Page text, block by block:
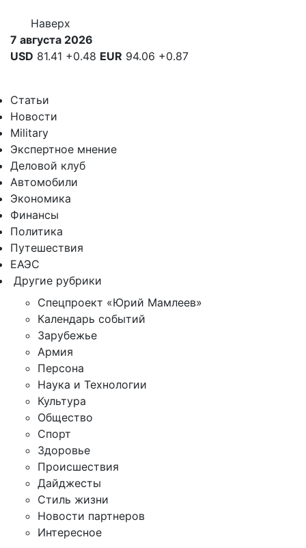
Наверх
7 августа 2026
USD 81.41 +0.48 EUR 94.06 +0.87
Статьи
Новости
Military
Экспертное мнение
Деловой клуб
Автомобили
Экономика
Финансы
Политика
Путешествия
ЕАЭС
Другие рубрики
Спецпроект «Юрий Мамлеев»
Календарь событий
Зарубежье
Армия
Персона
Наука и Технологии
Культура
Общество
Спорт
Здоровье
Происшествия
Дайджесты
Стиль жизни
Новости партнеров
Интересное